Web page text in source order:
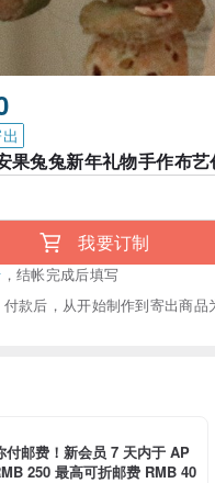
果兔兔新年礼物手作布
我要订制
，结帐完成后填写
款后，从开始制作到寄出商品
邮费！新会员 7 天内于 AP
250 最高可折邮费 RMB 40